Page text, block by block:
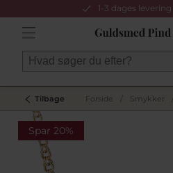
1-3 dages
Tilbage Forside Smykker
Spar 20%